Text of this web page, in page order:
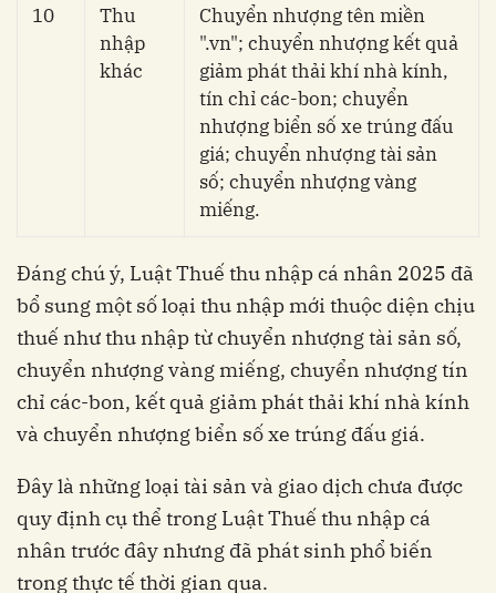
10
Thu
nhập
khác
Chuyển nhượng tên miền
".vn"; chuyển nhượng kết quả
giảm phát thải khí nhà kính,
tín chỉ các-bon; chuyển
nhượng biển số xe trúng đấu
giá; chuyển nhượng tài sản
số; chuyển nhượng vàng
miếng.
Đáng chú ý, Luật Thuế thu nhập cá nhân 2025 đã
bổ sung một số loại thu nhập mới thuộc diện chịu
thuế như thu nhập từ chuyển nhượng tài sản số,
chuyển nhượng vàng miếng, chuyển nhượng tín
chỉ các-bon, kết quả giảm phát thải khí nhà kính
và chuyển nhượng biển số xe trúng đấu giá.
Đây là những loại tài sản và giao dịch chưa được
quy định cụ thể trong Luật Thuế thu nhập cá
nhân trước đây nhưng đã phát sinh phổ biến
trong thực tế thời gian qua.